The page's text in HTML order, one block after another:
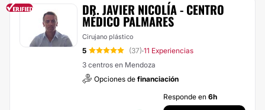
DR. JAVIER NICOLÍA - CENTRO
MÉDICO PALMARES
Cirujano plástico
5 (37)·11 Experiencias
3 centros en Mendoza
Opciones de financiación
Responde en 6h